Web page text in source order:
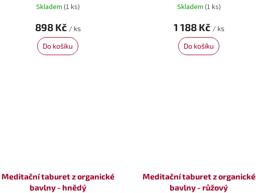
Skladem (1 ks)
898 Kč / ks
Do košíku
Skladem (1 ks)
1 188 Kč / ks
Do košíku
Meditační taburet z organické
bavlny - hnědý
Meditační taburet z organické
bavlny - růžový